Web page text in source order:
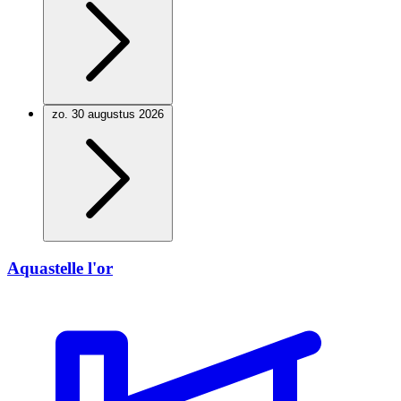
zo. 30 augustus 2026
Aquastelle l'or